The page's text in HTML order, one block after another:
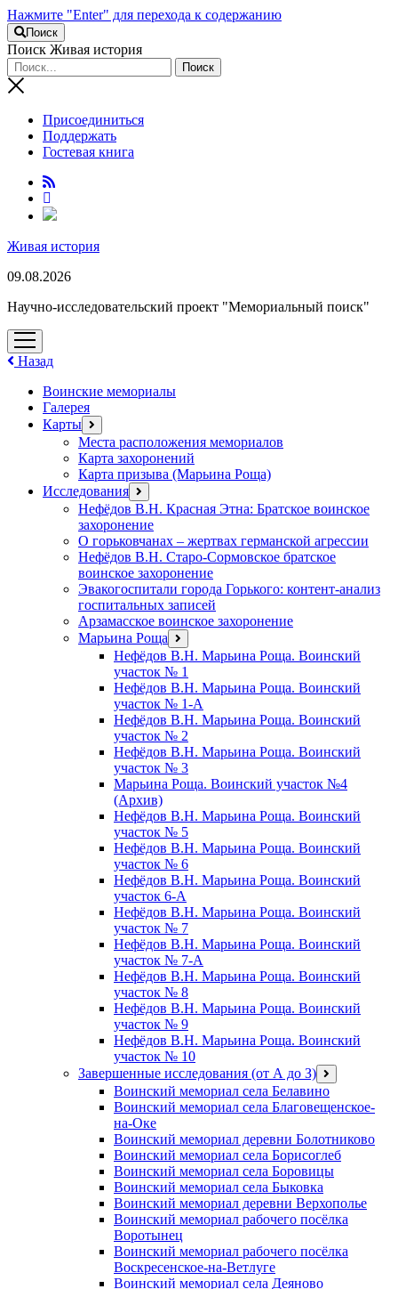
Нажмите "Enter" для перехода к содержанию
Поиск
Поиск Живая история
Присоединиться
Поддержать
Гостевая книга
RuTube
Живая история
09.08.2026
Научно-исследовательский проект "Мемориальный поиск"
открыть
меню
Назад
Воинские мемориалы
Галерея
Карты открыть
меню
Места расположения мемориалов
Карта захоронений
Карта призыва (Марьина Роща)
Исследования открыть
меню
Нефёдов В.Н. Красная Этна: Братское воинское
захоронение
О горьковчанах – жертвах германской агрессии
Нефёдов В.Н. Старо-Сормовское братское
воинское захоронение
Эвакогоспитали города Горького: контент-анализ
госпитальных записей
Арзамасское воинское захоронение
Марьина Роща открыть
меню
Нефёдов В.Н. Марьина Роща. Воинский
участок № 1
Нефёдов В.Н. Марьина Роща. Воинский
участок № 1-А
Нефёдов В.Н. Марьина Роща. Воинский
участок № 2
Нефёдов В.Н. Марьина Роща. Воинский
участок № 3
Марьина Роща. Воинский участок №4
(Архив)
Нефёдов В.Н. Марьина Роща. Воинский
участок № 5
Нефёдов В.Н. Марьина Роща. Воинский
участок № 6
Нефёдов В.Н. Марьина Роща. Воинский
участок 6-А
Нефёдов В.Н. Марьина Роща. Воинский
участок № 7
Нефёдов В.Н. Марьина Роща. Воинский
участок № 7-А
Нефёдов В.Н. Марьина Роща. Воинский
участок № 8
Нефёдов В.Н. Марьина Роща. Воинский
участок № 9
Нефёдов В.Н. Марьина Роща. Воинский
участок № 10
Завершенные исследования (от А до З) открыть
меню
Воинский мемориал села Белавино
Воинский мемориал села Благовещенское-
на-Оке
Воинский мемориал деревни Болотниково
Воинский мемориал села Борисоглеб
Воинский мемориал села Боровицы
Воинский мемориал села Быковка
Воинский мемориал деревни Верхополье
Воинский мемориал рабочего посёлка
Воротынец
Воинский мемориал рабочего посёлка
Воскресенское-на-Ветлуге
Воинский мемориал села Деяново